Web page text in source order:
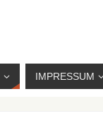
IMPRESSUM